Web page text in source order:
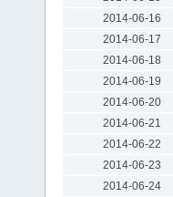
2014-06-16
2014-06-17
2014-06-18
2014-06-19
2014-06-20
2014-06-21
2014-06-22
2014-06-23
2014-06-24